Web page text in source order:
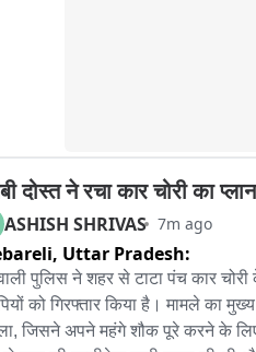
दोस्त ने रचा कार चोरी का
ASHISH SHRIVAS 7m ago
Uttar Pradesh:
पुलिस ने शहर से टाटा पंच कार
को गिरफ्तार किया है। मामले का
जिसने अपने महंगे शौक पूरे करने के